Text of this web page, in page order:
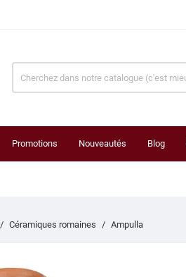
Promotions Nouveautés Blog
Céramiques romaines Ampulla